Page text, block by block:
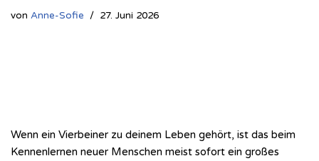
von Anne-Sofie 27. Juni 2026
Wenn ein Vierbeiner zu deinem Leben gehört, ist das beim
Kennenlernen neuer Menschen meist sofort ein großes